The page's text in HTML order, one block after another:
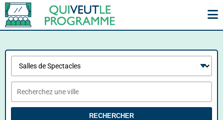
RECHERCHER